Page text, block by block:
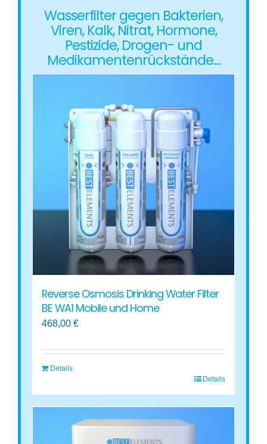
Wasserfilter gegen Bakterien,
Viren, Kalk, Nitrat, Hormone,
Pestizide, Drogen- und
Medikamentenrückstände…
Reverse Osmosis Drinking Water Filter
BE WA1 Mobile und Home
468,00€
Details
Details